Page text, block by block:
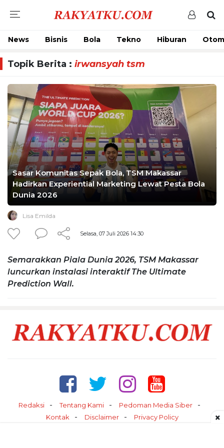
News Bisnis Bola Tekno Hiburan
Topik Berita : irwansyah tsm
Sasar Komunitas Sepak Bola, TSM Makassar
Hadirkan Experiential Marketing Lewat Pesta Bola
Dunia 2026
Lisa Emilda
Selasa, 07 Juli 2026 14:30
Semarakkan Piala Dunia 2026, TSM Makassar
luncurkan instalasi interaktif The Ultimate
Prediction Wall.
Redaksi Tentang Kami
Pedoman Media Siber
Kontak
Disclaimer Privacy Policy ×